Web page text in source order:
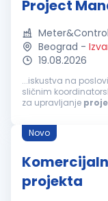
Project
Beograd -
19.08.2026
...iskustva na
sličnim
za upravljanje
prioritete i pažnju...
Novo
projekta